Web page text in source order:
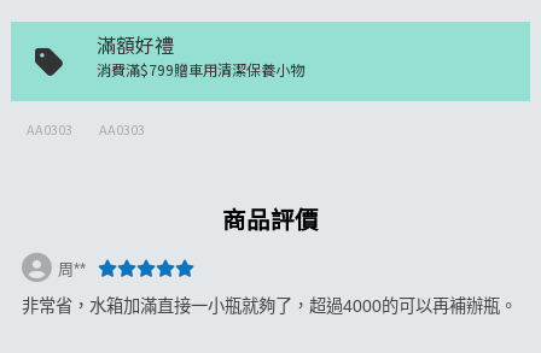
滿額好禮
消費滿$799贈車用清潔保養小物
AA0303 AA0303
商品評價
周**
非常省，水箱加滿直接一小瓶就夠了，超過4000的可以再補辦瓶。